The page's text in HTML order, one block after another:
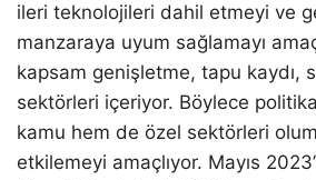
ileri teknolojileri dahil etmeyi ve
manzaraya uyum sağlamayı
kapsam genişletme, tapu kaydı,
sektörleri içeriyor. Böylece
kamu hem de özel sektörleri
etkilemeyi amaçlıyor. Mayıs